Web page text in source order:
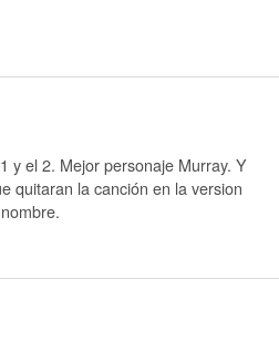
y el 2. Mejor personaje Murray. Y
quitaran la canción en la version